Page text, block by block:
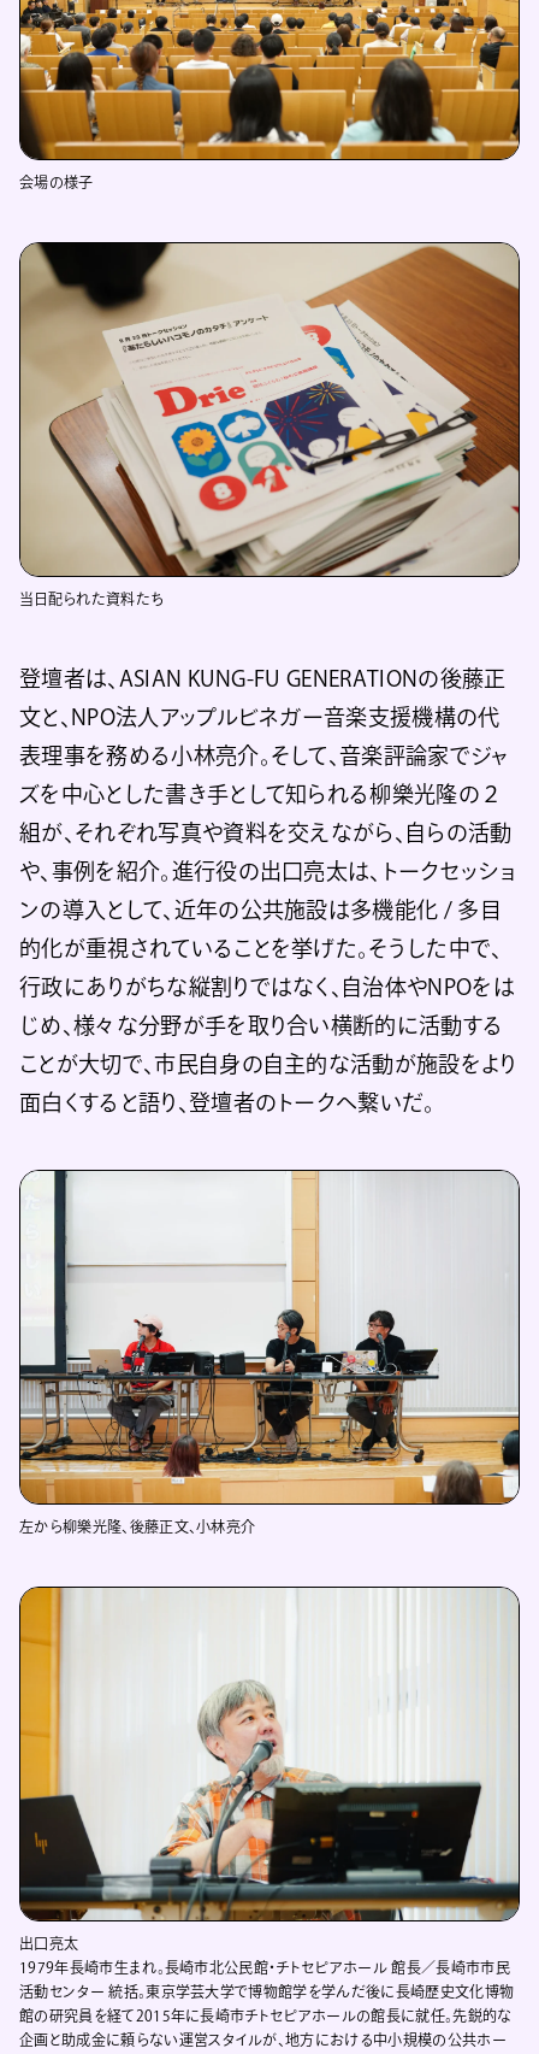
会場の様子
当日配られた資料たち
登壇者は、ASIAN KUNG-FU GENERATIONの後藤正
文と、NPO法人アップルビネガー音楽支援機構の代
表理事を務める小林亮介。そして、音楽評論家でジャ
ズを中心とした書き手として知られる柳樂光隆の２
組が、それぞれ写真や資料を交えながら、自らの活動
や、事例を紹介。進行役の出口亮太は、トークセッショ
ンの導入として、近年の公共施設は多機能化 / 多目
的化が重視されていることを挙げた。そうした中で、
行政にありがちな縦割りではなく、自治体やNPOをは
じめ、様々な分野が手を取り合い横断的に活動する
ことが大切で、市民自身の自主的な活動が施設をより
面白くすると語り、登壇者のトークへ繋いだ。
左から柳樂光隆、後藤正文、小林亮介
出口亮太
1979年長崎市生まれ。長崎市北公民館・チトセピアホール 館長／長崎市市民
活動センター 統括。東京学芸大学で博物館学を学んだ後に長崎歴史文化博物
館の研究員を経て2015年に長崎市チトセピアホールの館長に就任。先鋭的な
企画と助成金に頼らない運営スタイルが、地方における中小規模の公共ホー